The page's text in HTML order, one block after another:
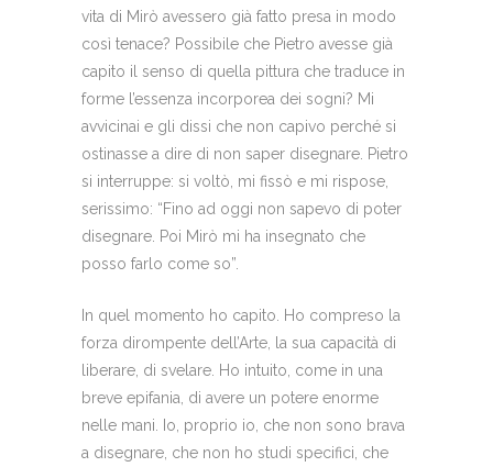
vita di Mirò avessero già fatto presa in modo
così tenace? Possibile che Pietro avesse già
capito il senso di quella pittura che traduce in
forme l’essenza incorporea dei sogni? Mi
avvicinai e gli dissi che non capivo perché si
ostinasse a dire di non saper disegnare. Pietro
si interruppe: si voltò, mi fissò e mi rispose,
serissimo: “Fino ad oggi non sapevo di poter
disegnare. Poi Mirò mi ha insegnato che
posso farlo come so”.
In quel momento ho capito. Ho compreso la
forza dirompente dell’Arte, la sua capacità di
liberare, di svelare. Ho intuito, come in una
breve epifania, di avere un potere enorme
nelle mani. Io, proprio io, che non sono brava
a disegnare, che non ho studi specifici, che